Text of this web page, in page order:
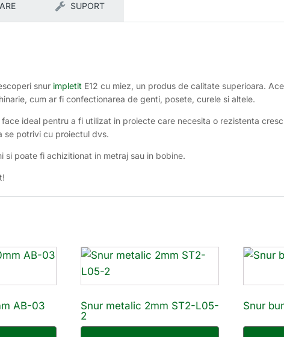
SUPORT
snur impletit E12 cu miez, un produs de calitate superioara.
cum ar fi confectionarea de genti, posete, curele si altele.
ideal pentru a fi utilizat in proiecte care necesita o rezistenta
se potrivi cu proiectul dvs.
poate fi achizitionat in metraj sau in bobine.
AB-03
Snur metalic 2mm ST2-L05-
2
Snur